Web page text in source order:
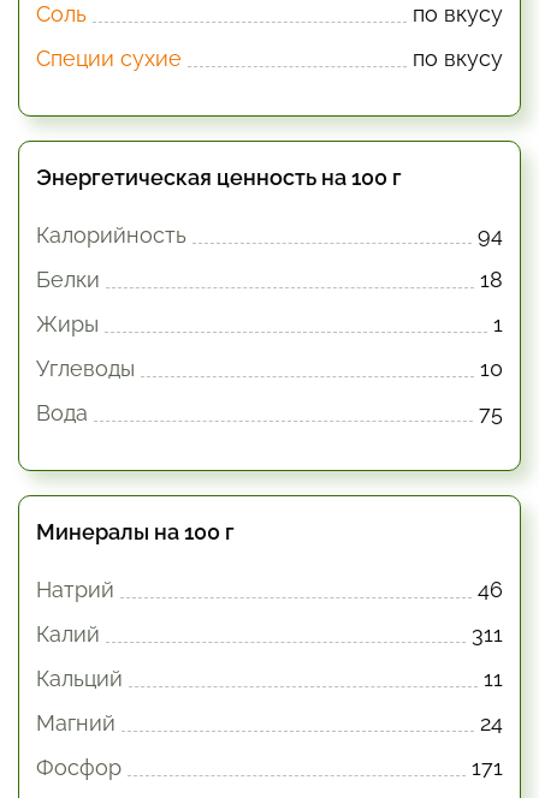
Соль
по вкусу
Специи сухие
по вкусу
Энергетическая ценность на 100 г
Калорийность
94
Белки
18
Жиры
1
Углеводы
10
Вода
75
Минералы на 100 г
Натрий
46
Калий
311
Кальций
11
Магний
24
Фосфор
171